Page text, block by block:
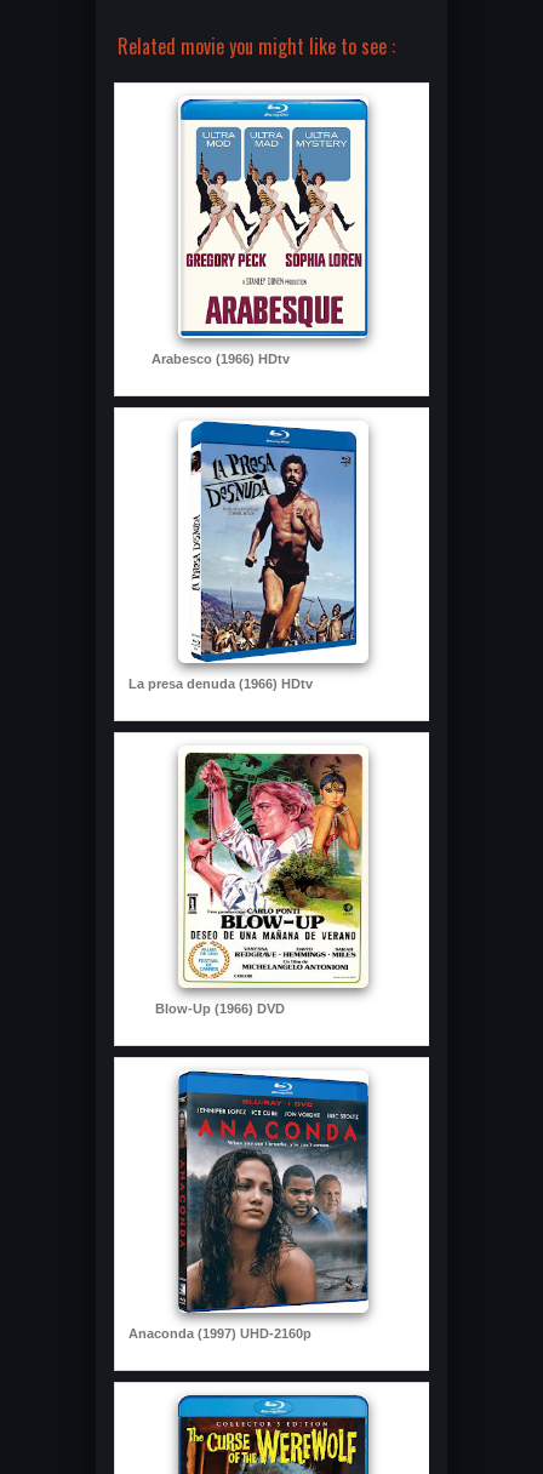
Related movie you might like to see :
Arabesco (1966) HDtv
La presa denuda (1966) HDtv
Blow-Up (1966) DVD
Anaconda (1997) UHD-2160p